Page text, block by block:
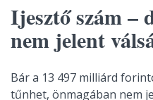
Ijesztő szám –
nem jelent
Bár a 13 497 milliárd
tűnhet, önmagában nem